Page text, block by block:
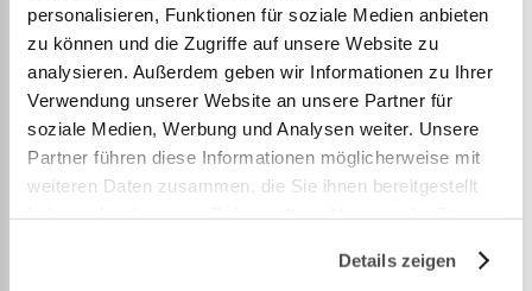
personalisieren, Funktionen für soziale Medien anbieten
zu können und die Zugriffe auf unsere Website zu
analysieren. Außerdem geben wir Informationen zu Ihrer
Verwendung unserer Website an unsere Partner für
soziale Medien, Werbung und Analysen weiter. Unsere
Partner führen diese Informationen möglicherweise mit
weiteren Daten zusammen, die Sie ihnen bereitgestellt
Details zeigen
Le filet de pickleball de Franklin Sports est le filet
parfait pour l'entraînement et la pratique. Cet
ensemble de filet de pickleball comprend (1) filet de
10 pieds de large (10 pieds x 3 pieds), (2) pagaies de
pickleball en bois et (2) balles de pickleball X-40.
C'est l'ensemble parfait pour débuter dans ce sport,
il peut être facilement emballé et transporté et est